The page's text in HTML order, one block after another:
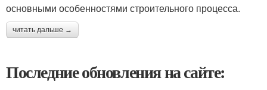
основными особенностями строительного процесса.
читать дальше →
Последние обновления на сайте: